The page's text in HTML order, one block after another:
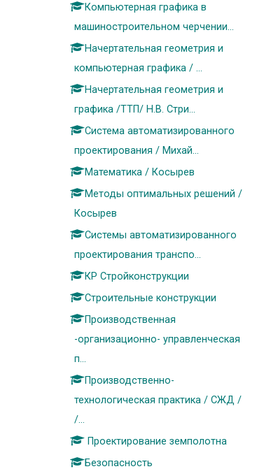
Компьютерная графика в
машиностроительном черчении...
Начертательная геометрия и
компьютерная графика / ...
Начертательная геометрия и
графика /ТТП/ Н.В. Стри...
Система автоматизированного
проектирования / Михай...
Математика / Косырев
Методы оптимальных решений /
Косырев
Системы автоматизированного
проектирования транспо...
КР Стройконструкции
Строительные конструкции
Производственная
-организационно- управленческая
п...
Производственно-
технологическая практика / СЖД /
/...
Проектирование земполотна
Безопасность